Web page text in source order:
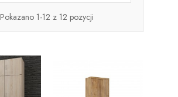
Pokazano 1-12 z 12 pozycji